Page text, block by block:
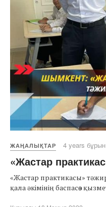
ЖАҢАЛЫҚТАР 4 years бұрын
«Жастар
«Жастар практикасы»
қала әкімінің баспасөз